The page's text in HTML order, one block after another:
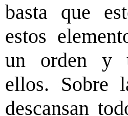
basta que
estos
un orden y
ellos. Sobre
descansan